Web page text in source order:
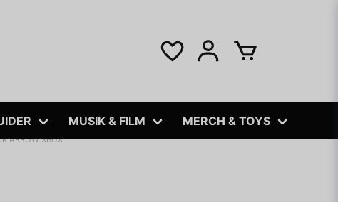
MUSIK & FILM MERCH & TOYS
ARROW XBOX